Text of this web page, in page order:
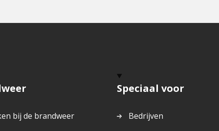
bij de brandweer
Speciaal voor
Bedrijven